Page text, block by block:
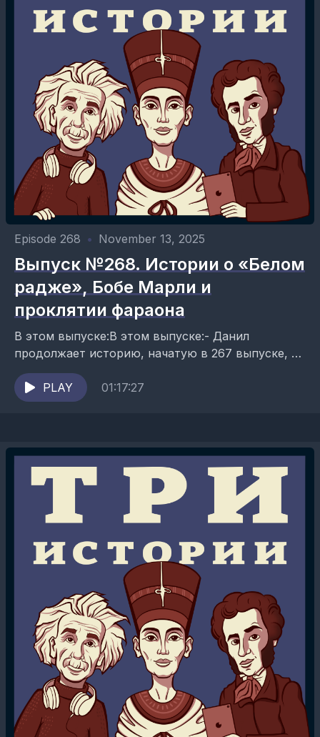
Episode 268 • November 13, 2025
Выпуск №268. Истории о «Белом
радже», Бобе Марли и
проклятии фараона
В этом выпуске:В этом выпуске:- Данил
продолжает историю, начатую в 267 выпуске, и
рассказывает о Джеймсе Бруке, известном как
«Белый раджа»;- Саша говорит о...
PLAY 01:17:27